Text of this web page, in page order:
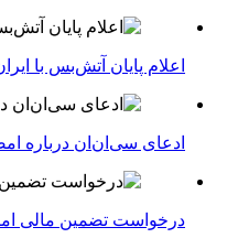
اعلام پایان آتش‌بس با
ادعای سی‌ان‌ان درباره
درخواست تضمین مالی